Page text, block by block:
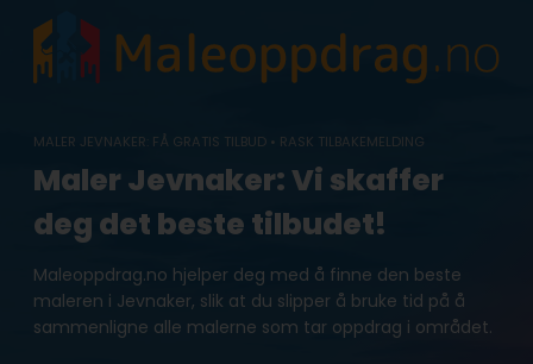
content
MALER JEVNAKER: FÅ GRATIS TILBUD • RASK TILBAKEMELDING
Maler Jevnaker: Vi skaffer
deg det beste tilbudet!
Maleoppdrag.no hjelper deg med å finne den beste
maleren i Jevnaker, slik at du slipper å bruke tid på å
sammenligne alle malerne som tar oppdrag i området.